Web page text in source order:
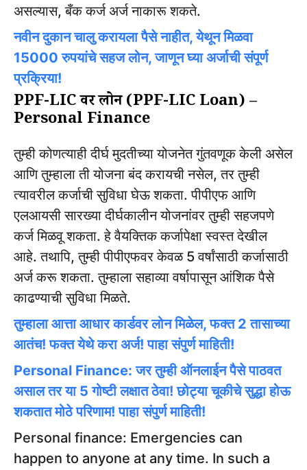
असल्यास, बँक कर्ज अर्ज नाकारू शकते.
नवीन दुकान चालु करायला पैसे नाहीत, येथून मिळवा
15000 रुपयांचे सहज लोन, जाणून घ्या अर्जाची संपूर्ण
प्रक्रिया!
PPF-LIC वर लोन (PPF-LIC Loan) –
Personal Finance
तुम्ही कोणत्याही दीर्घ मुदतीच्या योजनेत गुंतवणूक केली असेल
आणि तुम्हाला ती योजना बंद करायची नसेल, तर तुम्ही
त्यावरील कर्जाची सुविधा घेऊ शकता. पीपीएफ आणि
एलआयसी सारख्या दीर्घकालीन योजनांवर तुम्ही सहजपणे
कर्ज मिळवू शकता. हे वैयक्तिक कर्जापेक्षा स्वस्त देखील
आहे. तथापि, तुम्ही पीपीएफवर केवळ 5 वर्षांसाठी कर्जासाठी
अर्ज करू शकता. तुम्हाला सहाव्या वर्षापासून आंशिक पैसे
काढण्याची सुविधा मिळते.
तुम्हाला आत्ता आधार कार्डवर लोन मिळेल, फक्त 2 तासाच्या
आतंच! फक्त येथे करा अर्ज! पाहा संपुर्ण माहिती!
Personal Finance: जर तुम्ही ऑनलाईन पैसे पाठवत
असाल तर या 5 गोष्टी लक्षात ठेवा! छोट्या चूकीचे सुद्धा होऊ
शकतात मोठे परिणाम! पाहा संपुर्ण माहिती!
Personal finance: Emergencies can
happen to anyone at any time. In such a